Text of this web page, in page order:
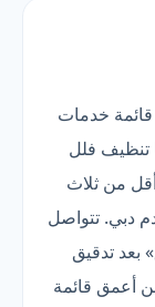
قائمة خدمات
فيها تنظيف فلل
من ثلاث
دبي. تتواصل
بعد تدقيق
أعمق قائمة